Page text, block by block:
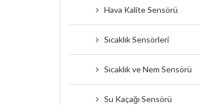
Hava Kalite Sensörü
Sıcaklık Sensörleri
Sıcaklık ve Nem Sensörü
Su Kaçağı Sensörü